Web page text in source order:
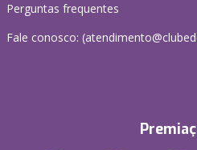
Perguntas frequentes
Fale conosco: (